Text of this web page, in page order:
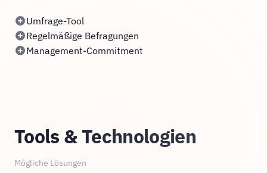
Umfrage-Tool
Regelmäßige Befragungen
Management-Commitment
Tools & Technologien
Mögliche Lösungen